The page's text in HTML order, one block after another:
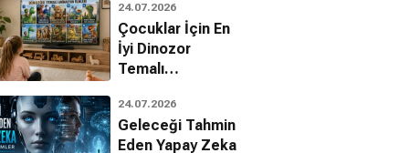
24.07.2026
Çocuklar İçin En
İyi Dinozor
Temalı
Filmleri
24.07.2026
Geleceği Tahmin
Eden Yapay Zeka